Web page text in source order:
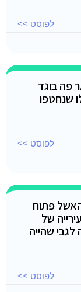
לפוסט >>
פה בוגד
שנחטפו
לפוסט >>
פתוח
של
לגבי שהייה
לפוסט >>